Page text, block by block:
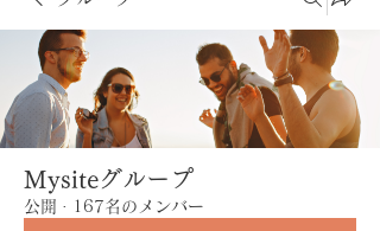
Mysiteグループ
公開 · 167名のメンバー